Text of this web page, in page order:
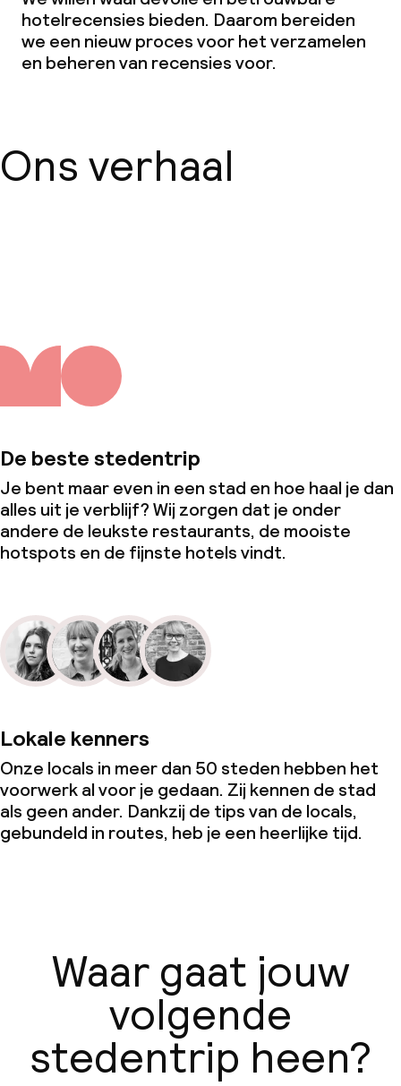
hotelrecensies bieden. Daarom bereiden
we een nieuw proces voor het verzamelen
en beheren van recensies voor.
Ons verhaal
De beste stedentrip
Je bent maar even in een stad en hoe haal je dan
alles uit je verblijf? Wij zorgen dat je onder
andere de leukste restaurants, de mooiste
hotspots en de fijnste hotels vindt.
Lokale kenners
Onze locals in meer dan 50 steden hebben het
voorwerk al voor je gedaan. Zij kennen de stad
als geen ander. Dankzij de tips van de locals,
gebundeld in routes, heb je een heerlijke tijd.
Waar gaat jouw
volgende
stedentrip heen?